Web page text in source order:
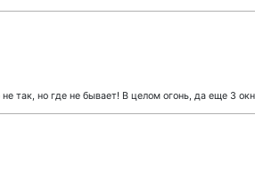
так, но где не бывает! В целом огонь, да еще 3